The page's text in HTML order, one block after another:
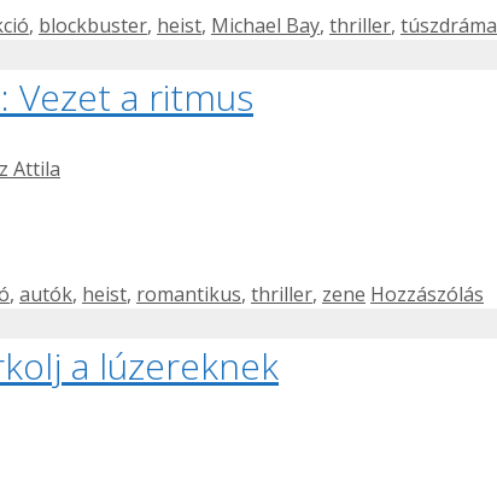
, blockbuster, heist, Michael Bay, thriller, túszdráma
Vezet a ritmus
Attila
, autók, heist, romantikus, thriller, zene Hozzászólás
a lúzereknek